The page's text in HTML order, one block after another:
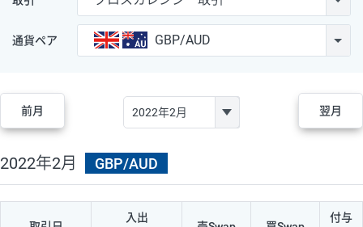
通貨ペア GBP/AUD
前月 翌月
2022年2月 GBP/AUD
入出
付与